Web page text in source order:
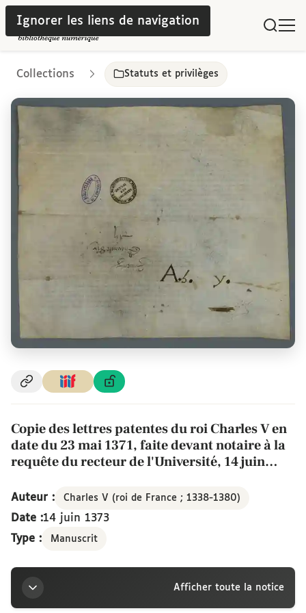
Ignorer les liens de navigation
Collections Statuts et privilèges
Copie des lettres patentes du roi Charles V en
date du 23 mai 1371, faite devant notaire à la
requête du recteur de l'Université, 14 juin
Auteur : Charles V (roi de France ; 1338-1380)
Date :14 juin 1373
Type :
Manuscrit
Afficher toute la notice